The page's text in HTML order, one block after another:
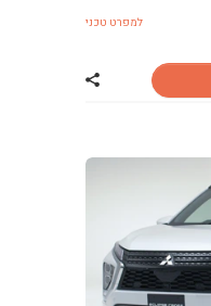
למפרט טכני
שתף רכב